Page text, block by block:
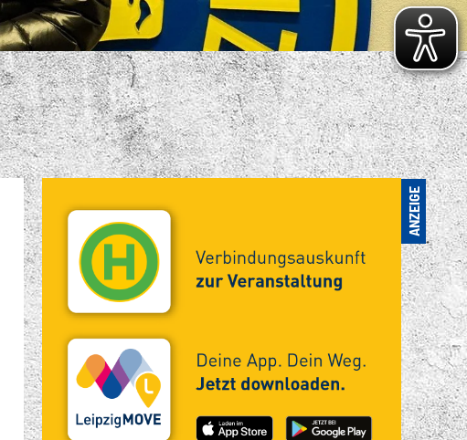
DAS VIELFÄLTIGE
BREITENSPORTANGEBOT
DES 1. FC LOK LEIPZIG